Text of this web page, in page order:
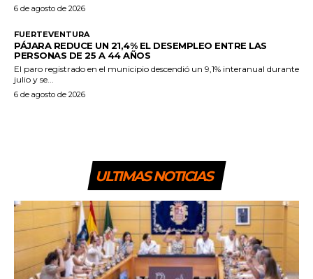
6 de agosto de 2026
FUERTEVENTURA
PÁJARA REDUCE UN 21,4% EL DESEMPLEO ENTRE LAS
PERSONAS DE 25 A 44 AÑOS
El paro registrado en el municipio descendió un 9,1% interanual durante
julio y se...
6 de agosto de 2026
ULTIMAS NOTICIAS